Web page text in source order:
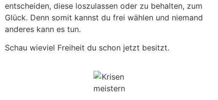
entscheiden, diese loszulassen oder zu behalten, zum
Glück. Denn somit kannst du frei wählen und niemand
anderes kann es tun.
Schau wieviel Freiheit du schon jetzt besitzt.